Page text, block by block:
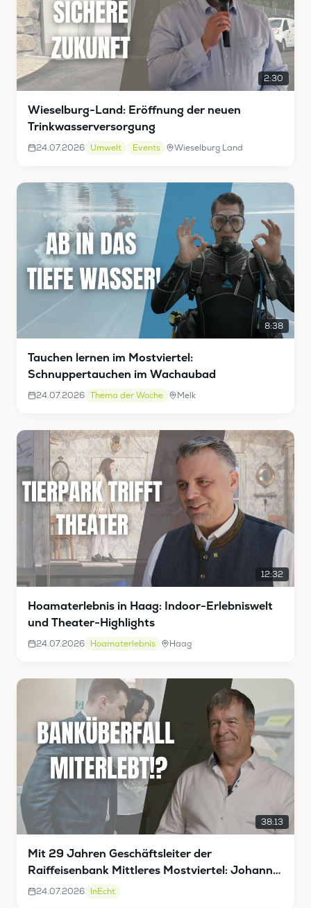
2:30
Wieselburg-Land: Eröffnung der neuen
Trinkwasserversorgung
24.07.2026 Umwelt Events Wieselburg Land
8:38
Tauchen lernen im Mostviertel:
Schnuppertauchen im Wachaubad
24.07.2026 Thema der Woche Melk
12:32
Hoamaterlebnis in Haag: Indoor-Erlebniswelt
und Theater-Highlights
24.07.2026 Hoamaterlebnis Haag
38:13
Mit 29 Jahren Geschäftsleiter der
Raiffeisenbank Mittleres Mostviertel: Johann
Vieghofer InEcht
24.07.2026 InEcht